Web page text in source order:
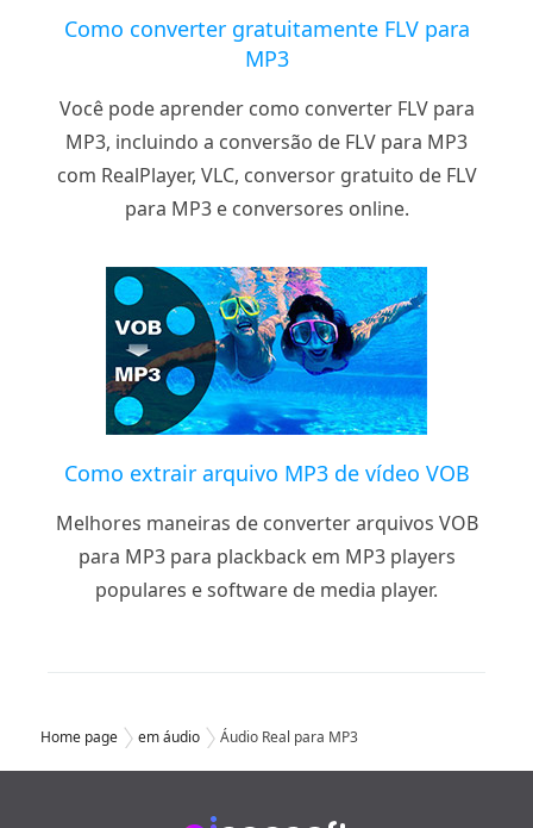
Como converter gratuitamente FLV para
MP3
Você pode aprender como converter FLV para
MP3, incluindo a conversão de FLV para MP3
com RealPlayer, VLC, conversor gratuito de FLV
para MP3 e conversores online.
Como extrair arquivo MP3 de vídeo VOB
Melhores maneiras de converter arquivos VOB
para MP3 para plackback em MP3 players
populares e software de media player.
Home page em áudio Áudio Real para MP3